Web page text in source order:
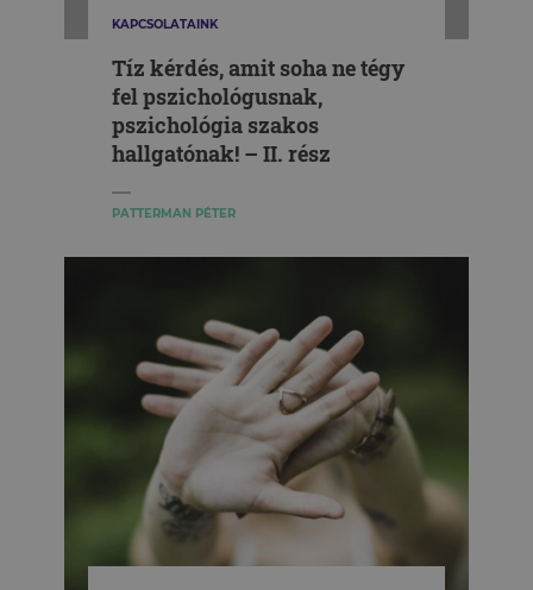
KAPCSOLATAINK
Tíz kérdés, amit soha ne tégy
fel pszichológusnak,
pszichológia szakos
hallgatónak! – II. rész
PATTERMAN PÉTER